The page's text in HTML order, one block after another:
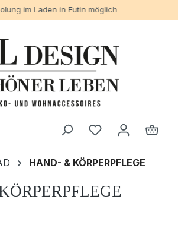
im Laden in Eutin möglich
HAND- & KÖRPERPFLEGE